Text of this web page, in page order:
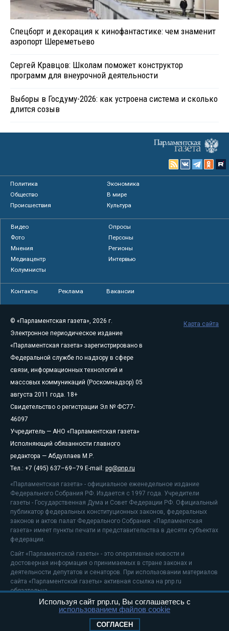
Спецборт и декорация к кинофантастике: чем знаменит
аэропорт Шереметьево
Сергей Кравцов: Школам поможет конструктор
программ для внеурочной деятельности
Выборы в Госдуму-2026: как устроена система и сколько
длится созыв
Политика
Экономика
Общество
В мире
Происшествия
Культура
Видео
Опросы
Фото
Персоны
Мнения
Регионы
Медиацентр
Интервью
Колумнисты
Контакты Реклама Вакансии
© «Парламентская газета», 2026 г.
Электронное периодическое издание
«Парламентская газета» зарегистрировано в
Федеральной службе по надзору в сфере
связи, информационных технологий и
массовых коммуникаций (Роскомнадзор) 05
августа 2011 года. 18+
Свидетельство о регистрации Эл № ФС77-
46097
Учредитель — АНО «Парламентская газета»
Исполняющий обязанности главного
редактора — Абдуллаев М.Р.
Тел.: +7 (495) 637–69–79 E-mail: pg@pnp.ru
«Парламентская газета» - официальное еженедельное издание
Федерального Собрания РФ. Издается с 1997 года. Учредители
газеты - Государственная Дума и Совет Федерации РФ. Официальный
публикатор федеральных конституционных законов, федеральных
законов и актов палат Федерального Собрания. «Парламентская
газета» имеет пункты печати и представительства в десяти субъектах
федерации.
Сайт «Парламентской газеты» - это оперативные новости и
достоверная информация о принимаемых в стране законах и
деятельности депутатов и сенаторов. При использовании материалов
сайта «Парламентской газеты» активная ссылка на pnp.ru
обязательна.
На информационном ресурсе применяютсярекомендательные
Положение о защите персональных данных
Карта сайта
Используя сайт pnp.ru, Вы соглашаетесь с
использованием файлов cookie
СОГЛАСЕН